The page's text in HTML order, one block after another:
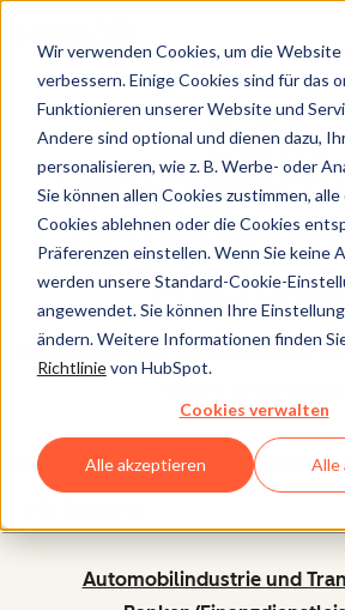
Wir verwenden Cookies, um die Website
verbessern. Einige Cookies sind für das
Funktionieren unserer Website und
Andere sind optional und dienen dazu,
personalisieren, wie z. B. Werbe- oder
Sie können allen Cookies zustimmen,
Cookies ablehnen oder die Cookies
Präferenzen einstellen. Wenn Sie keine
werden unsere Standard-Cookie-
angewendet. Sie können Ihre
ändern. Weitere Informationen finden
Richtlinievon HubSpot.
Cookies verwalten
Alle akzeptieren Alle
Echte
Finden Sie eine für Sie
Finden Sie eine relevante
Automobilindustrie und